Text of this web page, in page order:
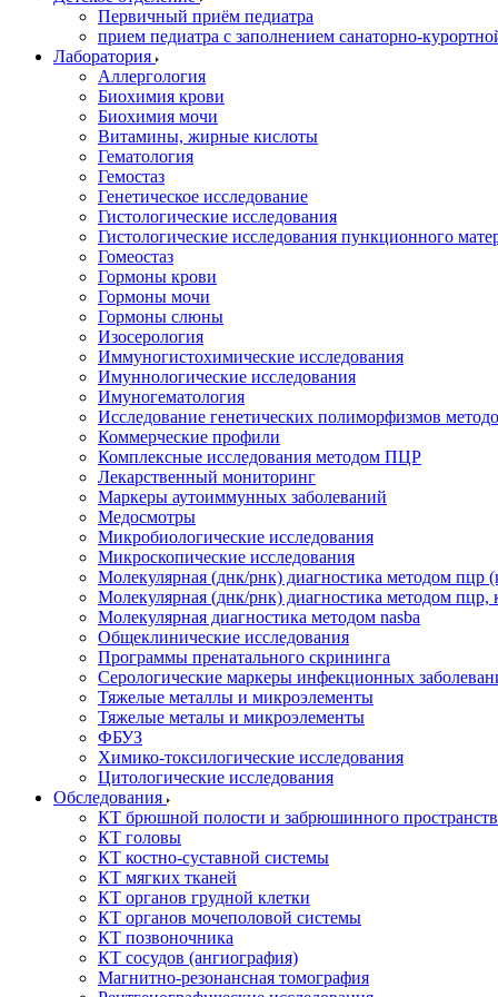
Первичный приём педиатра
прием педиатра с заполнением санаторно-
Лаборатория
Аллергология
Биохимия крови
Биохимия мочи
Витамины, жирные кислоты
Гематология
Гемостаз
Генетическое исследование
Гистологические исследования
Гистологические исследования пункционного
Гомеостаз
Гормоны крови
Гормоны мочи
Гормоны слюны
Изосерология
Иммуногистохимические исследования
Имуннологические исследования
Имуногематология
Исследование генетических полиморфизмов
Коммерческие профили
Комплексные исследования методом ПЦР
Лекарственный мониторинг
Маркеры аутоиммунных заболеваний
Медосмотры
Микробиологические исследования
Микроскопические исследования
Молекулярная (днк/рнк) диагностика методом пцр
Молекулярная (днк/рнк) диагностика методом пцр,
Молекулярная диагностика методом nasba
Общеклинические исследования
Программы пренатального скрининга
Серологические маркеры инфекционных
Тяжелые металлы и микроэлементы
Тяжелые металы и микроэлементы
ФБУЗ
Химико-токсилогические исследования
Цитологические исследования
Обследования
КТ брюшной полости и забрюшинного
КТ головы
КТ костно-суставной системы
КТ мягких тканей
КТ органов грудной клетки
КТ органов мочеполовой системы
КТ позвоночника
КТ сосудов (ангиография)
Магнитно-резонансная томография